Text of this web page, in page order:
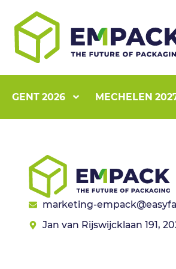
GENT 2026 MECHELEN
marketing-
Jan van Rijswijcklaan 191,